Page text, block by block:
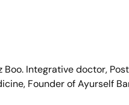
Boo. Integrative doctor,
Founder of Ayurself